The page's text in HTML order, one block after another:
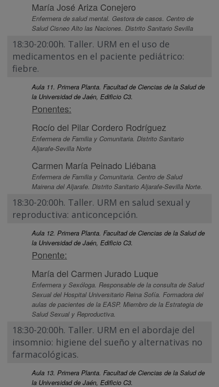
María José Ariza Conejero
Enfermera de salud mental. Gestora de casos. Centro de
Salud Cisneo Alto las Naciones. Distrito Sanitario Sevilla
18:30-20:00h. Taller. URM en el uso de
medicamentos en el paciente pediátrico:
fiebre.
Aula 11. Primera Planta. Facultad de Ciencias de la Salud de
la Universidad de Jaén, Edificio C3.
Ponentes:
Rocío del Pilar Cordero Rodríguez
Enfermera de Familia y Comunitaria. Distrito Sanitario
Aljarafe-Sevilla Norte
Carmen María Peinado Liébana
Enfermera de Familia y Comunitaria. Centro de Salud
Mairena del Aljarafe. Distrito Sanitario Aljarafe-Sevilla Norte.
18:30-20:00h. Taller. URM en salud sexual y
reproductiva: anticoncepción.
Aula 12. Primera Planta. Facultad de Ciencias de la Salud de
la Universidad de Jaén, Edificio C3.
Ponente:
María del Carmen Jurado Luque
Enfermera y Sexóloga. Responsable de la consulta de Salud
Sexual del Hospital Universitario Reina Sofía. Formadora del
aulas de pacientes de la EASP. Miembro de la Estrategia de
Salud Sexual y Reproductiva.
18:30-20:00h. Taller. URM en el abordaje del
insomnio: higiene del sueño y alternativas no
farmacológicas.
Aula 13. Primera Planta. Facultad de Ciencias de la Salud de
la Universidad de Jaén, Edificio C3.